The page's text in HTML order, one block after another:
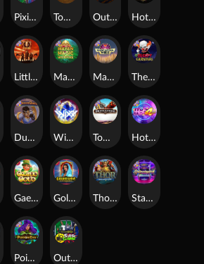
Outsourced: Payday
Manhattan Goes Wild
Hot Nudge
Starstruck
Little Bighorn
Poison Eve
Tomb of Akhenaten
Golden Genie And The Walking Wilds
Dungeon Quest
Mayan Magic Wildfire
WiXX
Outsourced: Slash Game
Hot 4 Cash
Tombstone
Gaelic Gold
The Creepy Carnival
Pixies vs Pirates
Thor: Hammer Time